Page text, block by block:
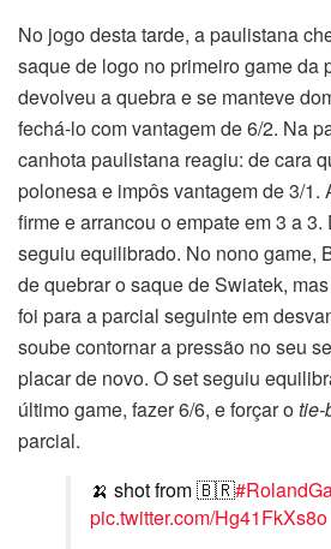
No jogo desta tarde, a paulistana
saque de logo no primeiro game da
devolveu a quebra e se manteve
fechá-lo com vantagem de 6/2. Na
canhota paulistana reagiu: de cara
polonesa e impôs vantagem de 3/1.
firme e arrancou o empate em 3 a
seguiu equilibrado. No nono game,
de quebrar o saque de Swiatek,
foi para a parcial seguinte em
soube contornar a pressão no seu
placar de novo. O set seguiu
último game, fazer 6/6, e forçar otie-
parcial.
🍌 shot from 🇧🇷
pic.twitter.com/Hg41FkXs8o